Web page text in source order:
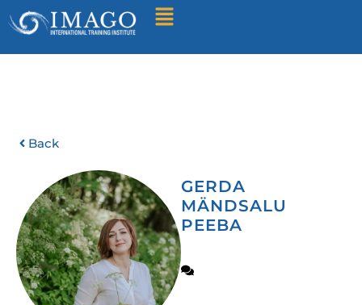
Find A Training
Back
GERDA
MÄNDSALU
PEEBA